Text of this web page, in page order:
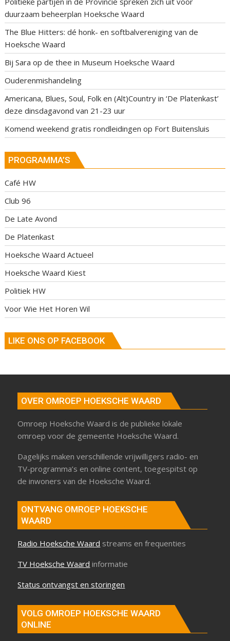
duurzaam beheerplan Hoeksche Waard
The Blue Hitters: dé honk- en softbalvereniging van de
Hoeksche Waard
Bij Sara op de thee in Museum Hoeksche Waard
Ouderenmishandeling
Americana, Blues, Soul, Folk en (Alt)Country in ‘De Platenkast’
deze dinsdagavond van 21-23 uur
Komend weekend gratis rondleidingen op Fort Buitensluis
PROGRAMMA’S
Café HW
Club 96
De Late Avond
De Platenkast
Hoeksche Waard Actueel
Hoeksche Waard Kiest
Politiek HW
Voor Wie Het Horen Wil
LIKE ONS OP FACEBOOK
OVER OMROEP HOEKSCHE WAARD
Omroep Hoeksche Waard is de publieke lokale
omroep voor de gemeente Hoeksche Waard.
Dagelijks maken verschillende vrijwilligers radio- en
TV-programma’s en online content, toegespitst op
de inwoners van de Hoeksche Waard.
ONTVANG OMROEP HOEKSCHE
WAARD
Radio Hoeksche Waard streams en frequenties
TV Hoeksche Waard informatie
Status ontvangst en storingen
VOLG OMROEP HOEKSCHE WAARD
ONLINE